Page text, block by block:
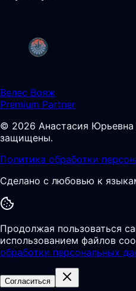
Велес Вояж
Premium Partner
© 2026 Анастасия Юрьевна
защищены.
Политика обработки
Сделано с любовью к
Продолжая пользоваться
использованием файлов
обработки персональных
Согласиться